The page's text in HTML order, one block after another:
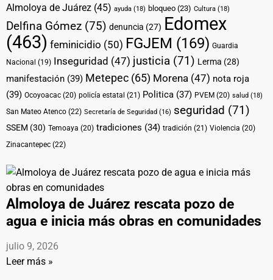
Almoloya de Juárez (45) ayuda (18) bloqueo (23) Cultura (18)
Delfina Gómez (75) denuncia (27) Edomex
(463) feminicidio (50) FGJEM (169) Guardia
Nacional (19) Inseguridad (47) justicia (71) Lerma (28)
manifestación (39) Metepec (65) Morena (47) nota roja
(39) Ocoyoacac (20) policía estatal (21) Politica (37) PVEM (20) salud (18)
San Mateo Atenco (22) Secretaría de Seguridad (16) seguridad (71)
SSEM (30) Temoaya (20) tradiciones (34) tradición (21) Violencia (20)
Zinacantepec (22)
Almoloya de Juárez rescata pozo de
agua e inicia más obras en comunidades
julio 9, 2026
Leer más »